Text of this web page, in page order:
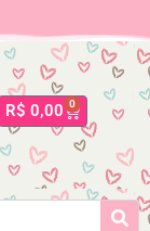
R$ 0,00 0